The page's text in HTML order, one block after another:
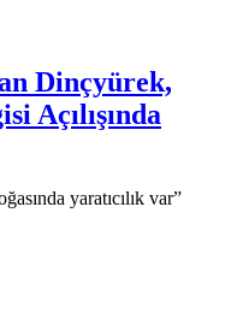
Dinçyürek,
Açılışında
yaratıcılık var”